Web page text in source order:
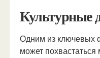
Культурные
Одним из ключевых
может